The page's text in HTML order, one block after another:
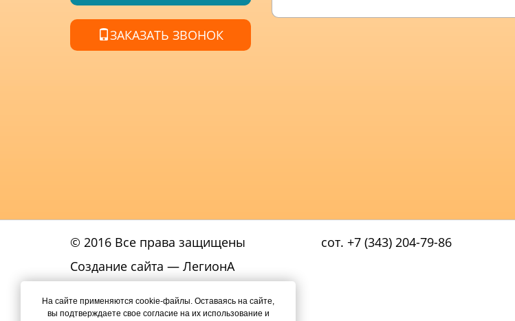
ЗАКАЗАТЬ ЗВОНОК
© 2016 Все права защищены
Создание сайта — ЛегионА
конфиденциальности
сот. +7 (343) 204-79-86
На сайте применяются cookie-файлы. Оставаясь на сайте,
вы подтверждаете свое согласие на их использование и